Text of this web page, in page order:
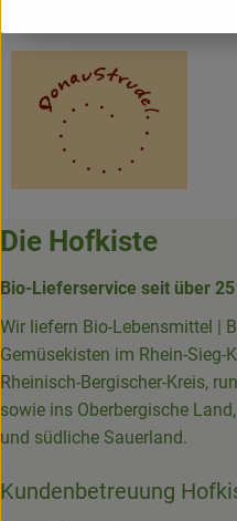
Die Hofkiste
Bio-Lieferservice seit über
Wir liefern Bio-Lebensmittel |
Gemüsekisten im Rhein-Sieg-
Rheinisch-Bergischer-Kreis,
sowie ins Oberbergische
und südliche Sauerland.
Kundenbetreuung